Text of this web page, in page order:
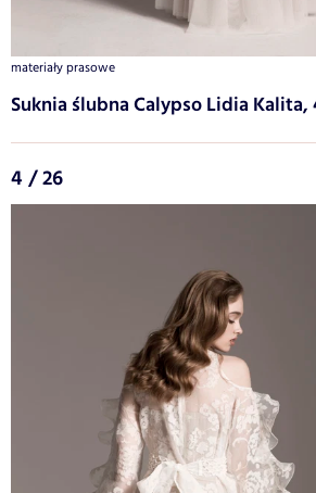
materiały prasowe
Suknia ślubna Calypso Lidia Kalita,
4 / 26